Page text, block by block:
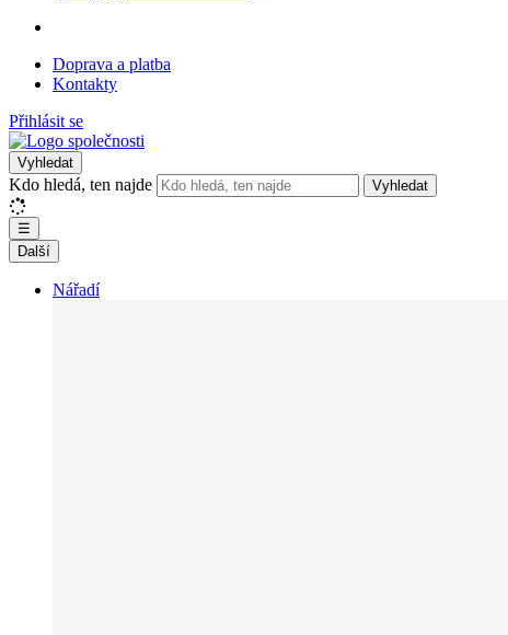
Doprava a platba
Kontakty
Přihlásit se
Vyhledat
Kdo hledá, ten najde Vyhledat
☰
Další
Nářadí